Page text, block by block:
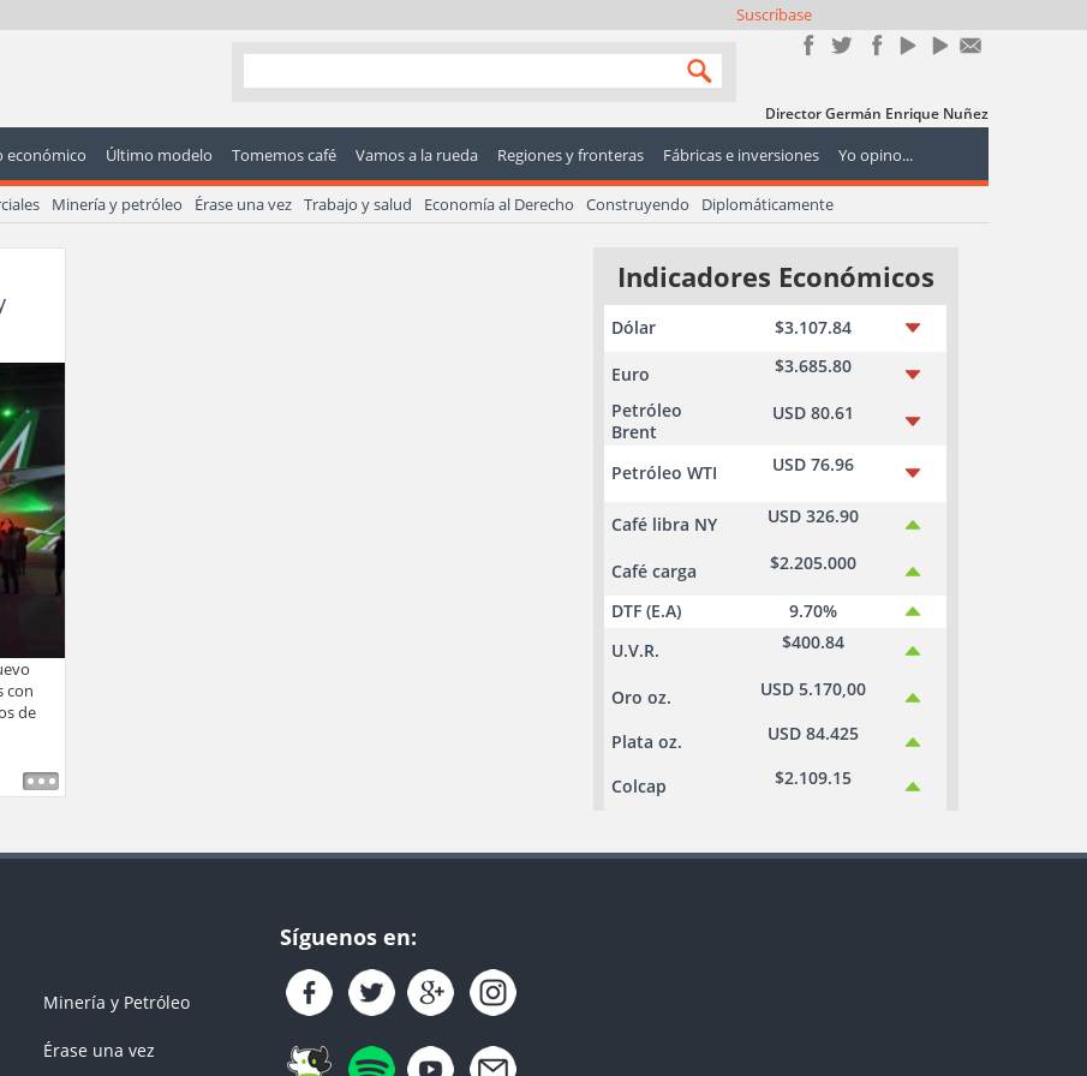
Suscríbase
Director Germán Enrique Nuñez
económico Último modelo Tomemos café Vamos a la rueda Regiones y fronteras Fábricas e inversiones Yo opino...
Minería y petróleo Érase una vez Trabajo y salud Economía al Derecho Construyendo Diplomáticamente
con
de
Indicadores Económicos
Dólar $3.107.84
Euro
$3.685.80
Petróleo
Brent
USD 80.61
Petróleo WTI USD 76.96
Café libra NY USD 326.90
Café carga $2.205.000
DTF (E.A)
9.70%
U.V.R.
$400.84
Oro oz. USD 5.170,00
Plata oz. USD 84.425
Colcap $2.109.15
Minería y Petróleo
Érase una vez
Síguenos en: